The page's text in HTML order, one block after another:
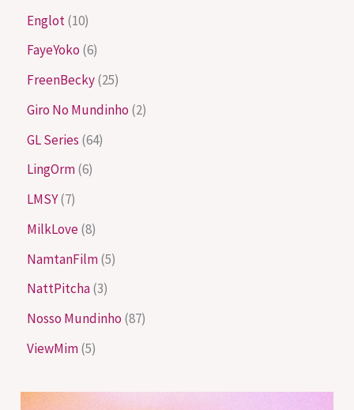
Englot(10)
FayeYoko (6)
FreenBecky(25)
Giro No Mundinho (2)
GL Series (64)
LingOrm(6)
LMSY(7)
MilkLove(8)
NamtanFilm(5)
NattPitcha(3)
Nosso Mundinho (87)
ViewMim(5)